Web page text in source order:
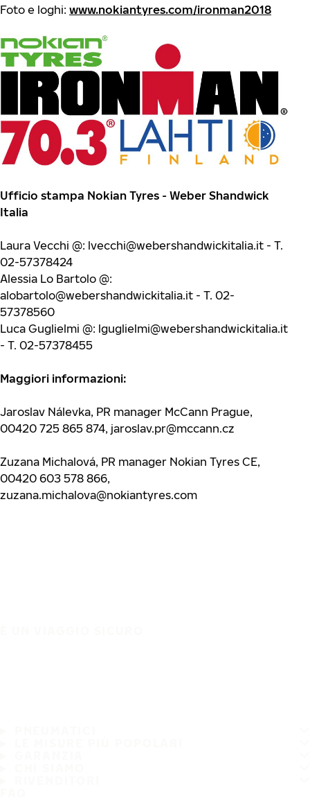
Foto e loghi: www.nokiantyres.com/ironman2018
Ufficio stampa Nokian Tyres - Weber Shandwick
Italia
Laura Vecchi @: lvecchi@webershandwickitalia.it - T.
02-57378424
Alessia Lo Bartolo @:
alobartolo@webershandwickitalia.it - T. 02-
57378560
Luca Guglielmi @: lguglielmi@webershandwickitalia.it
- T. 02-57378455
Maggiori informazioni:
Jaroslav Nálevka, PR manager McCann Prague,
00420 725 865 874, jaroslav.pr@mccann.cz
Zuzana Michalová, PR manager Nokian Tyres CE,
00420 603 578 866,
zuzana.michalova@nokiantyres.com